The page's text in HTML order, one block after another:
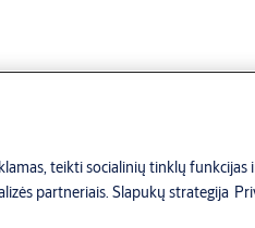
teikti socialinių tinklų funkcijas
partneriais. Slapukų strategija